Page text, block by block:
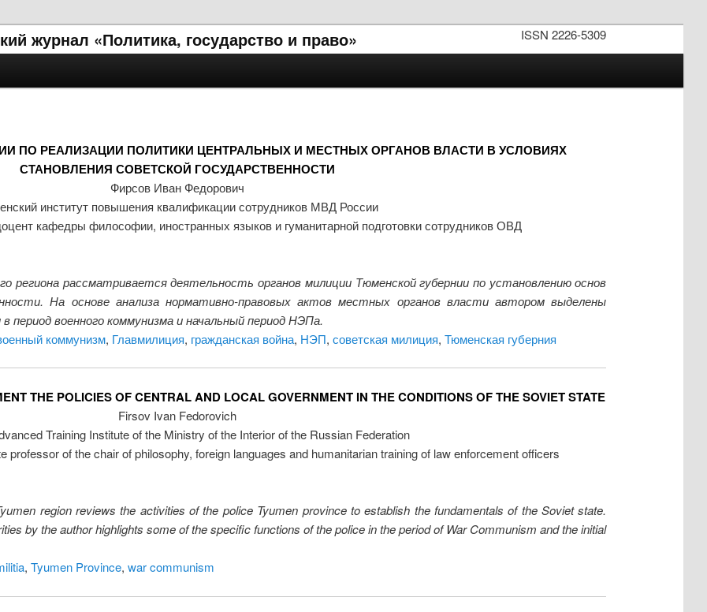
ISSN 2226-5309
журнал «Политика, государство и право»
ПО РЕАЛИЗАЦИИ ПОЛИТИКИ ЦЕНТРАЛЬНЫХ И МЕСТНЫХ ОРГАНОВ ВЛАСТИ В УСЛОВИЯХ
СТАНОВЛЕНИЯ СОВЕТСКОЙ ГОСУДАРСТВЕННОСТИ
Фирсов Иван Федорович
институт повышения квалификации сотрудников МВД России
кафедры философии, иностранных языков и гуманитарной подготовки сотрудников ОВД
региона рассматривается деятельность органов милиции Тюменской губернии по установлению основ
На основе анализа нормативно-правовых актов местных органов власти автором выделены
период военного коммунизма и начальный период НЭПа.
коммунизм, Главмилиция, гражданская война, НЭП, советская милиция, Тюменская губерния
THE POLICIES OF CENTRAL AND LOCAL GOVERNMENT IN THE CONDITIONS OF THE SOVIET STATE
Firsov Ivan Fedorovich
Training Institute of the Ministry of the Interior of the Russian Federation
of the chair of philosophy, foreign languages and humanitarian training of law enforcement officers
region reviews the activities of the police Tyumen province to establish the fundamentals of the Soviet state.
by the author highlights some of the specific functions of the police in the period of War Communism and the initial
, Tyumen Province, war communism